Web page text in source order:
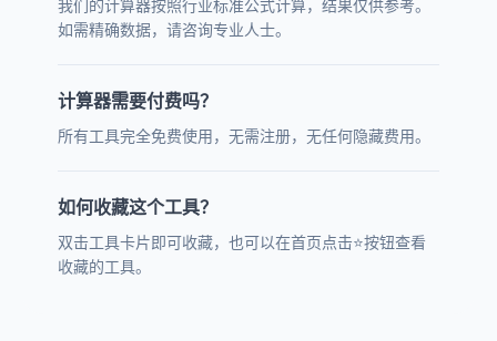
我们的计算器按照行业标准公式计算，结果仅供参考。
如需精确数据，请咨询专业人士。
计算器需要付费吗？
所有工具完全免费使用，无需注册，无任何隐藏费用。
如何收藏这个工具？
双击工具卡片即可收藏，也可以在首页点击⭐按钮查看
收藏的工具。